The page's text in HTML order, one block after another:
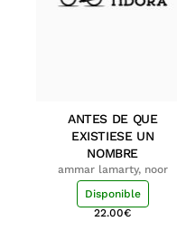
ANTES DE QUE
EXISTIESE UN
NOMBRE
ammar lamarty, noor
Disponible
22.00€